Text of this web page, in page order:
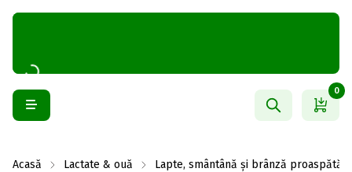
0
Acasă Lactate & ouă Lapte, smântână și brânză proaspătă